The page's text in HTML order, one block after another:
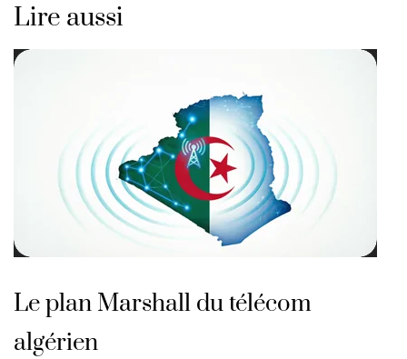
Lire aussi
Le plan Marshall du télécom
algérien